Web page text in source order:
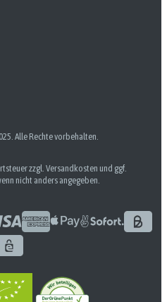
Alle Rechte vorbehalten.
zzgl. Versandkosten und ggf.
nicht anders angegeben.